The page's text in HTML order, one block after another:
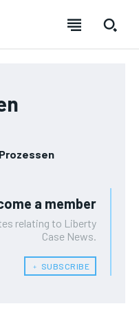
a member
relating to Liberty
Case News.
﹢ SUBSCRIBE